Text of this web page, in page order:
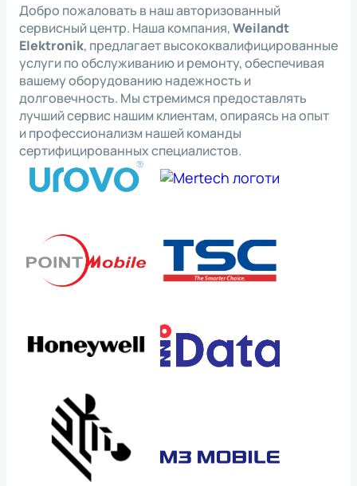
Добро пожаловать в наш авторизованный
сервисный центр. Наша компания,Weilandt
Elektronik, предлагает высококвалифицированные
услуги по обслуживанию и ремонту, обеспечивая
вашему оборудованию надежность и
долговечность. Мы стремимся предоставлять
лучший сервис нашим клиентам, опираясь на опыт
и профессионализм нашей команды
сертифицированных специалистов.